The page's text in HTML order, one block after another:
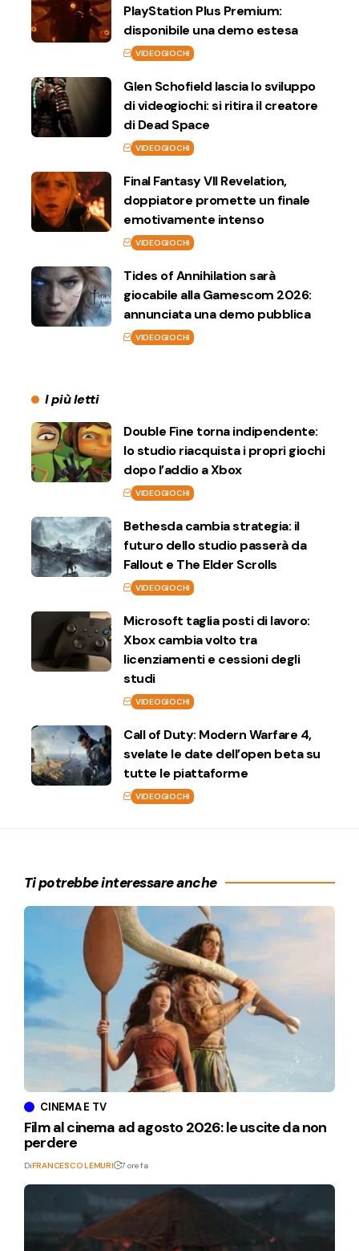
PlayStation Plus Premium:
disponibile una demo estesa
VIDEOGIOCHI
Glen Schofield lascia lo sviluppo
di videogiochi: si ritira il creatore
di Dead Space
VIDEOGIOCHI
Final Fantasy VII Revelation,
doppiatore promette un finale
emotivamente intenso
VIDEOGIOCHI
Tides of Annihilation sarà
giocabile alla Gamescom 2026:
annunciata una demo pubblica
VIDEOGIOCHI
I più letti
Double Fine torna indipendente:
lo studio riacquista i propri giochi
dopo l’addio a Xbox
VIDEOGIOCHI
Bethesda cambia strategia: il
futuro dello studio passerà da
Fallout e The Elder Scrolls
VIDEOGIOCHI
Microsoft taglia posti di lavoro:
Xbox cambia volto tra
licenziamenti e cessioni degli
studi
VIDEOGIOCHI
Call of Duty: Modern Warfare 4,
svelate le date dell’open beta su
tutte le piattaforme
VIDEOGIOCHI
Ti potrebbe interessare anche
CINEMA E TV
Film al cinema ad agosto 2026: le uscite da non
perdere
DiFRANCESCO LEMURI 7 ore fa